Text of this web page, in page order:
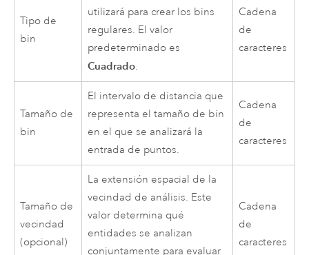
Tipo de
bin
utilizará para crear los bins
regulares. El valor
predeterminado es
Cuadrado.
Cadena
de
caracteres
Tamaño de
bin
El intervalo de distancia que
representa el tamaño de bin
en el que se analizará la
entrada de puntos.
Cadena
de
caracteres
Tamaño de
vecindad
(opcional)
La extensión espacial de la
vecindad de análisis. Este
valor determina qué
entidades se analizan
conjuntamente para evaluar
Cadena
de
caracteres